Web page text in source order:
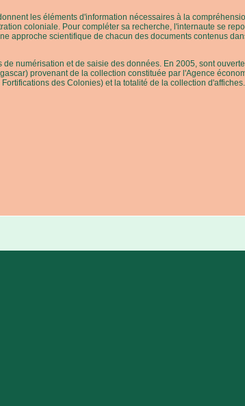
les éléments d'information nécessaires à la
coloniale. Pour compléter sa recherche, l'internaute se
approche scientifique de chacun des documents contenus
numérisation et de saisie des données. En 2005, sont
provenant de la collection constituée par l'Agence
des Colonies) et la totalité de la collection d'affiches.